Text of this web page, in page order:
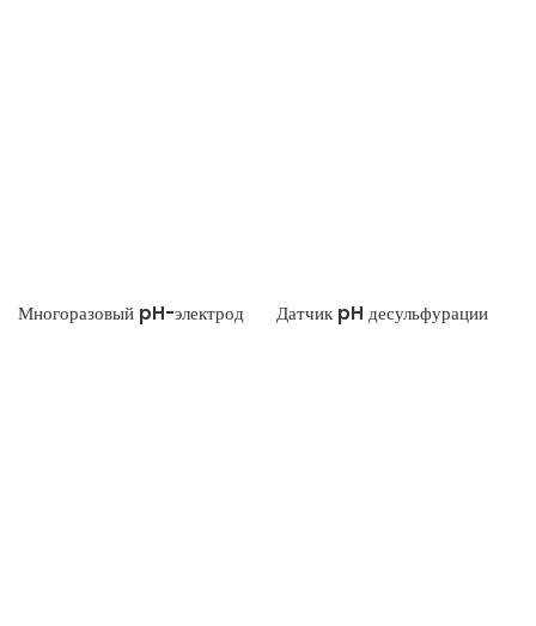
Многоразовый pH-электрод Датчик pH десульфурации